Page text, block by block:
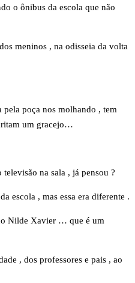
o ônibus da escola que não
meninos , na odisseia da volta
pela poça nos molhando , tem
um gracejo…
televisão na sala , já pensou ?
escola , mas essa era diferente .
Nilde Xavier … que é um
, dos professores e pais , ao